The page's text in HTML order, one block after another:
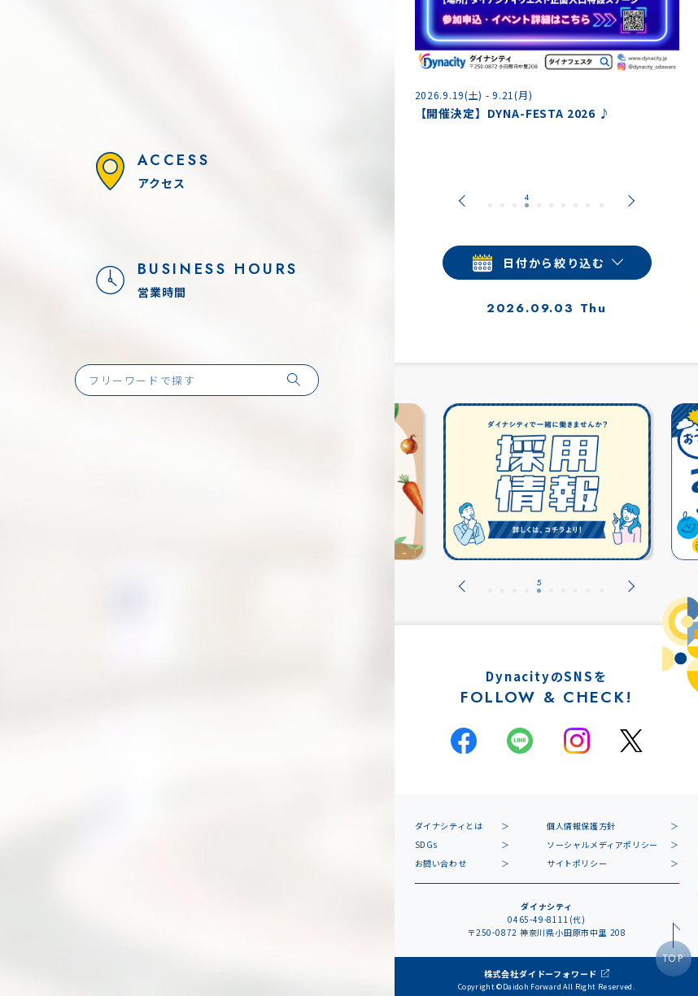
2026.9.19(土) - 9.21(月)
【開催決定】DYNA-FESTA 2026 ♪
日付から絞り込む
2026.09.03 Thu
DynacityのSNSを
FOLLOW & CHECK!
ダイナシティとは
個人情報保護方針
SDGs
ソーシャルメディアポリシー
お問い合わせ
サイトポリシー
ダイナシティ
0465-49-8111(代)
〒250-0872 神奈川県小田原市中里 208
TOP
株式会社ダイドーフォワード
Copyright ©Daidoh Forward All Right Reserved.
ACCESS
アクセス
BUSINESS HOURS
営業時間